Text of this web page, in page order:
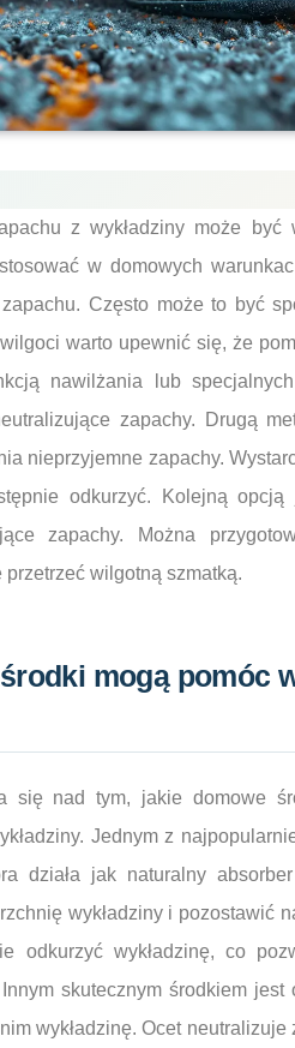
z wykładziny może
w domowych
zapachu. Często może to być
warto upewnić się, że
nawilżania lub
zapachy. Drugą
nieprzyjemne zapachy.
odkurzyć. Kolejną
zapachy. Można
przetrzeć wilgotną szmatką.
mogą pomóc
się nad tym, jakie domowe
Jednym z
działa jak naturalny
wykładziny i pozostawić
odkurzyć wykładzinę, co
skutecznym środkiem
wykładzinę. Ocet